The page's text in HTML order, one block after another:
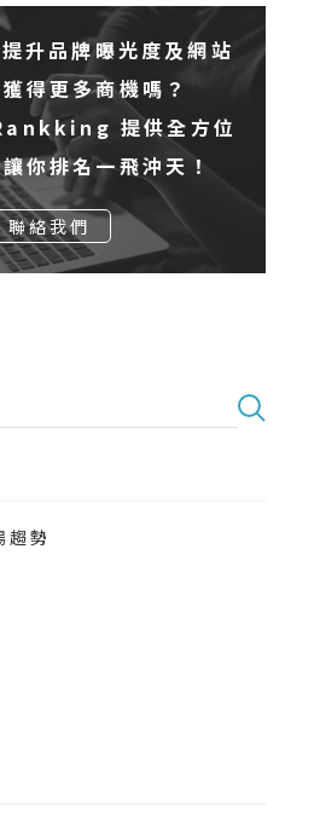
升品牌曝光度及網站
得更多商機嗎？
提供全方位
你排名一飛沖天！
聯絡我們
勢